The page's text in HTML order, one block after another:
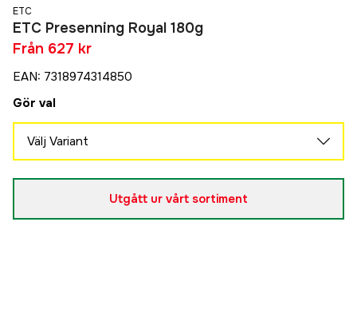
ETC
ETC Presenning Royal 180g
Från 627 kr
EAN: 7318974314850
Gör val
Välj Variant
Tillfälligt slut
5,0x8,0m
1 070 kr
Tillfälligt slut
Utgått ur vårt sortiment